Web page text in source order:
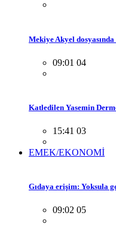
Mekiye Akyel dosyasında
09:01 04
Katledilen Yasemin
15:41 03
EMEK/EKONOMİ
Gıdaya erişim: Yoksula
09:02 05